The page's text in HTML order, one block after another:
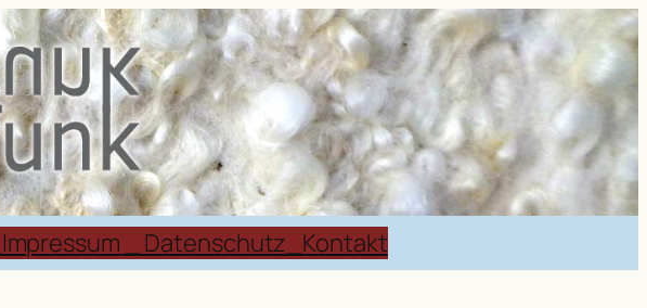
_Impressum _ Datenschutz_Kontakt